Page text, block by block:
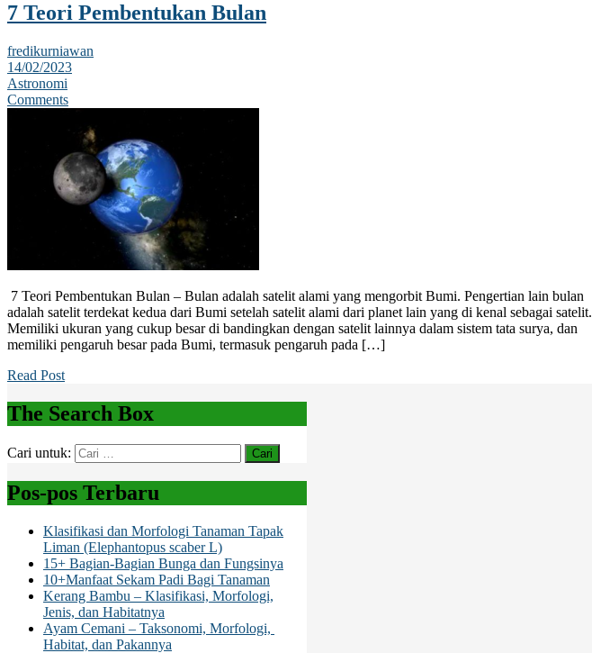
7 Teori Pembentukan Bulan
fredikurniawan
14/02/2023
Astronomi
Comments
7 Teori Pembentukan Bulan – Bulan adalah satelit alami yang mengorbit Bumi. Pengertian lain bulan
adalah satelit terdekat kedua dari Bumi setelah satelit alami dari planet lain yang di kenal sebagai satelit.
Memiliki ukuran yang cukup besar di bandingkan dengan satelit lainnya dalam sistem tata surya, dan
memiliki pengaruh besar pada Bumi, termasuk pengaruh pada […]
Read Post
The Search Box
Cari untuk:
Pos-pos Terbaru
Klasifikasi dan Morfologi Tanaman Tapak
Liman (Elephantopus scaber L)
15+ Bagian-Bagian Bunga dan Fungsinya
10+Manfaat Sekam Padi Bagi Tanaman
Kerang Bambu – Klasifikasi, Morfologi,
Jenis, dan Habitatnya
Ayam Cemani – Taksonomi, Morfologi,
Habitat, dan Pakannya